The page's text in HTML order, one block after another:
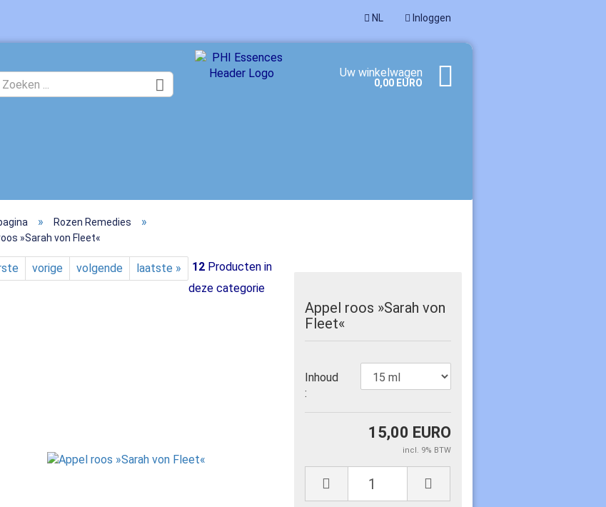
NL
Kies een taal
Inloggen
Uw winkelwagen
0,00 EURO
» Rozen Remedies »
»Sarah von Fleet«
vorige volgende laatste » 12 Producten in
deze categorie
Appel roos »Sarah von
Fleet«
Inhoud
:
15,00 EURO
incl. 9% BTW